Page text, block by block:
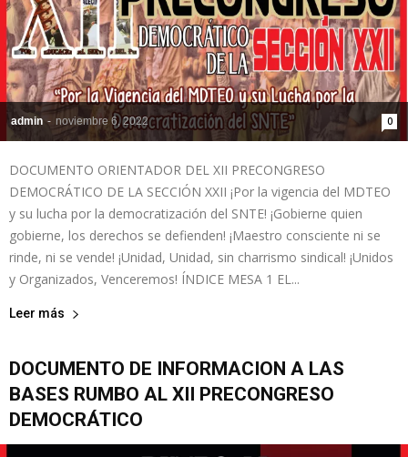
admin - noviembre 6, 2022 0
DOCUMENTO ORIENTADOR DEL XII PRECONGRESO
DEMOCRÁTICO DE LA SECCIÓN XXII ¡Por la vigencia del MDTEO
y su lucha por la democratización del SNTE! ¡Gobierne quien
gobierne, los derechos se defienden! ¡Maestro consciente ni se
rinde, ni se vende! ¡Unidad, Unidad, sin charrismo sindical! ¡Unidos
y Organizados, Venceremos! ÍNDICE MESA 1 EL...
Leer más
DOCUMENTO DE INFORMACION A LAS
BASES RUMBO AL XII PRECONGRESO
DEMOCRÁTICO